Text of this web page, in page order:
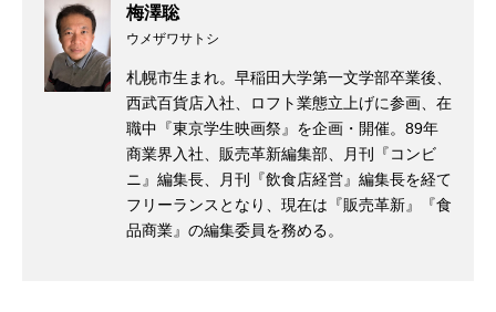
梅澤聡
ウメザワサトシ
札幌市生まれ。早稲田大学第一文学部卒業後、
西武百貨店入社、ロフト業態立上げに参画、在
職中『東京学生映画祭』を企画・開催。89年
商業界入社、販売革新編集部、月刊『コンビ
ニ』編集長、月刊『飲食店経営』編集長を経て
フリーランスとなり、現在は『販売革新』『食
品商業』の編集委員を務める。